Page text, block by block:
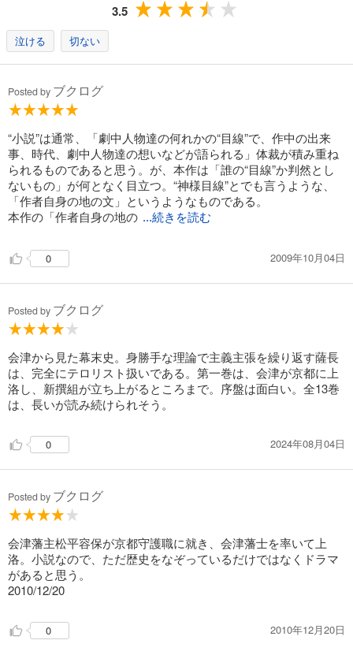
3.5
泣ける 切ない
Posted by ブクログ
“小説”は通常、「劇中人物達の何れかの“目線”で、作中の出来
事、時代、劇中人物達の想いなどが語られる」体裁が積み重ね
られるものであると思う。が、本作は「誰の“目線”か判然とし
ないもの」が何となく目立つ。“神様目線”とでも言うような、
「作者自身の地の文」というようなものである。
本作の「作者自身の地の ...続きを読む
0 2009年10月04日
Posted by ブクログ
会津から見た幕末史。身勝手な理論で主義主張を繰り返す薩長
は、完全にテロリスト扱いである。第一巻は、会津が京都に上
洛し、新撰組が立ち上がるところまで。序盤は面白い。全13巻
は、長いが読み続けられそう。
0 2024年08月04日
Posted by ブクログ
会津藩主松平容保が京都守護職に就き、会津藩士を率いて上
洛。小説なので、ただ歴史をなぞっているだけではなくドラマ
があると思う。
2010/12/20
0 2010年12月20日